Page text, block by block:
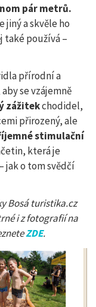
pár metrů.
jiný a skvěle ho
také používá –
přírodní a
se vzájemně
zážitekchodidel,
přirozený, ale
stimulační
která je
jak o tom svědčí
Bosá turistika.cz
i z fotografií na
ZDE.